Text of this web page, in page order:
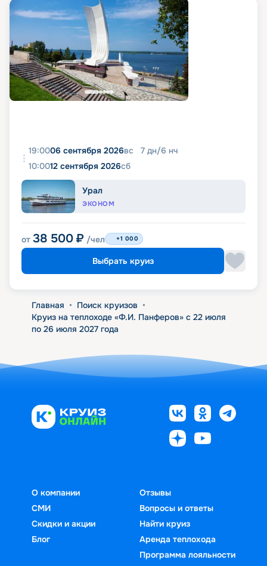
19:0006 сентября 2026вс 7 дн/6 нч
10:0012 сентября 2026сб
Урал
ЭКОНОМ
от 38 500 ₽ /чел +1 000
Выбрать круиз
Главная • Поиск круизов •
Круиз на теплоходе «Ф.И. Панферов» с 22 июля
по 26 июля 2027 года
О компании
СМИ
Скидки и акции
Блог
Отзывы
Вопросы и ответы
Найти круиз
Аренда теплохода
Программа лояльности